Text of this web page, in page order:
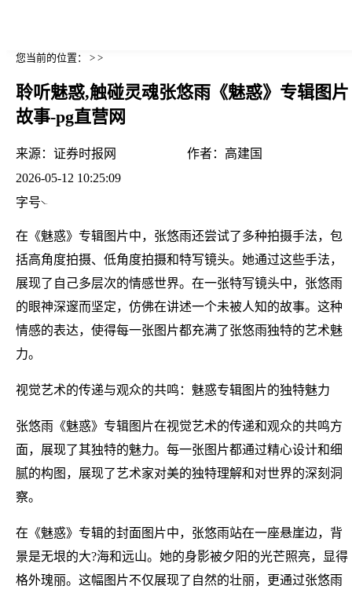
您当前的位置： > >
聆听魅惑,触碰灵魂张悠雨《魅惑》专辑图片
故事-pg直营网
来源： 证券时报网 作者： 高建国
2026-05-12 10:25:09
字号
在《魅惑》专辑图片中，张悠雨还尝试了多种拍摄手法，包
括高角度拍摄、低角度拍摄和特写镜头。她通过这些手法，
展现了自己多层次的情感世界。在一张特写镜头中，张悠雨
的眼神深邃而坚定，仿佛在讲述一个未被人知的故事。这种
情感的表达，使得每一张图片都充满了张悠雨独特的艺术魅
力。
视觉艺术的传递与观众的共鸣：魅惑专辑图片的独特魅力
张悠雨《魅惑》专辑图片在视觉艺术的传递和观众的共鸣方
面，展现了其独特的魅力。每一张图片都通过精心设计和细
腻的构图，展现了艺术家对美的独特理解和对世界的深刻洞
察。
在《魅惑》专辑的封面图片中，张悠雨站在一座悬崖边，背
景是无垠的大?海和远山。她的身影被夕阳的光芒照亮，显得
格外瑰丽。这幅图片不仅展现了自然的壮丽，更通过张悠雨